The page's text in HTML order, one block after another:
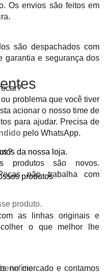
Os envios são feitos em
são despachados com
garantia e segurança dos
problema que você tiver
acionar o nosso time de
para ajudar. Precisa de
pelo WhatsApp.
produtos são novos.
não trabalha com
as linhas originais e
o que melhor lhe
no mercado e contamos
da nossa loja.
produtos
produto.